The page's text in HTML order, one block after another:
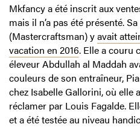
Mkfancy a été inscrit aux
mais il n’a pas été présenté.
(Mastercraftsman) yavait
vacation en 2016. Elle a couru
éleveur Abdullah al Maddah
couleurs de son entraîneur,
chez Isabelle Gallorini, où elle
réclamer par Louis Fagalde.
et a été testée au niveau